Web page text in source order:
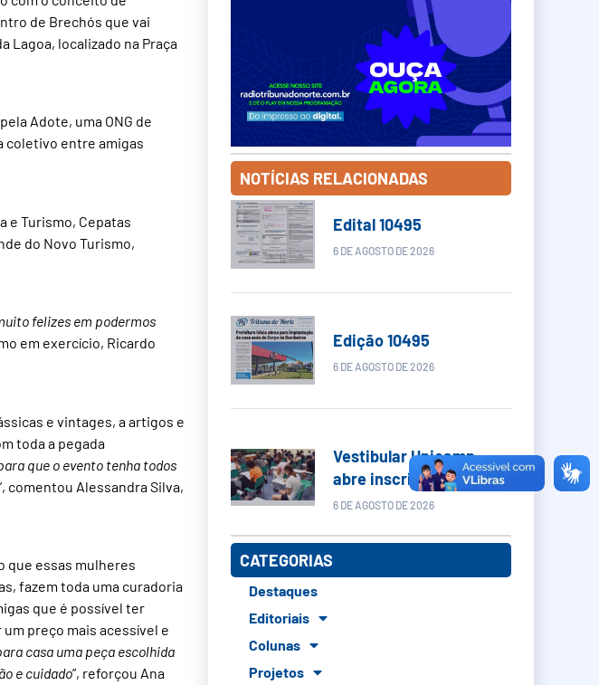
de Brechós que vai
Lagoa, localizado na Praça
Adote, uma ONG de
coletivo entre amigas
e Turismo, Cepatas
do Novo Turismo,
felizes em podermos
em exercício, Ricardo
e vintages, a artigos e
toda a pegada
que o evento tenha todos
comentou Alessandra Silva,
que essas mulheres
fazem toda uma curadoria
que é possível ter
preço mais acessível e
casa uma peça escolhida
e cuidado”, reforçou Ana
NOTÍCIAS RELACIONADAS
Edital 10495
6 DE AGOSTO DE 2026
Edição 10495
6 DE AGOSTO DE 2026
Vestibular Unicamp
abre inscrições
6 DE AGOSTO DE 2026
CATEGORIAS
Destaques
Editoriais
Colunas
Projetos